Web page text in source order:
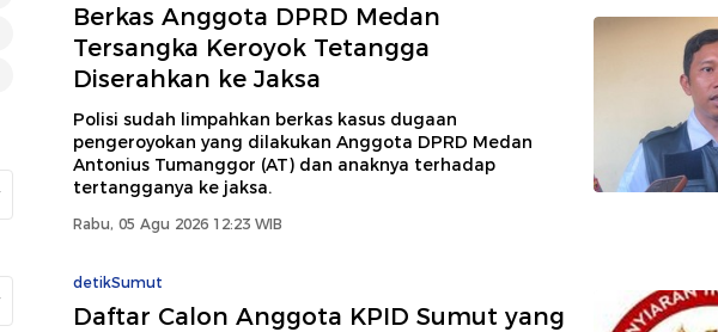
Berkas Anggota DPRD Medan
Tersangka Keroyok Tetangga
Diserahkan ke Jaksa
Polisi sudah limpahkan berkas kasus dugaan
pengeroyokan yang dilakukan Anggota DPRD Medan
Antonius Tumanggor (AT) dan anaknya terhadap
tertangganya ke jaksa.
Rabu, 05 Agu 2026 12:23 WIB
detikSumut
Daftar Calon Anggota KPID Sumut yang